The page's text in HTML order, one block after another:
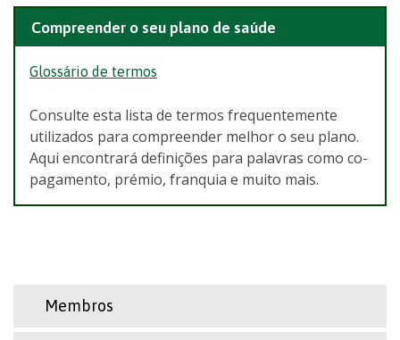
Compreender o seu plano de saúde
Glossário de termos
Consulte esta lista de termos frequentemente
utilizados para compreender melhor o seu plano.
Aqui encontrará definições para palavras como co-
pagamento, prémio, franquia e muito mais.
Membros